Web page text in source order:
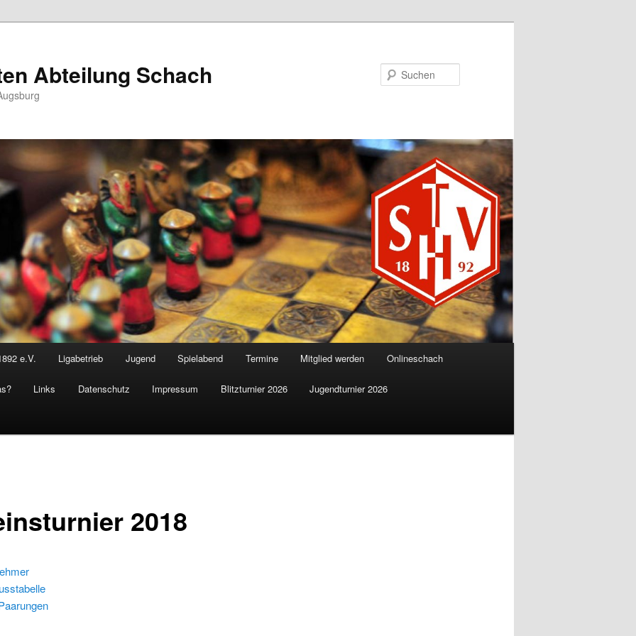
Abteilung Schach
e.V. Ligabetrieb Jugend Spielabend Termine Mitglied werden Onlineschach
Links Datenschutz Impressum Blitzturnier 2026 Jugendturnier 2026
2018